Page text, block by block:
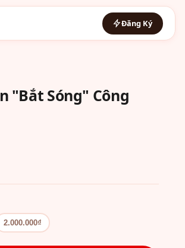
Đăng Ký
"Bắt Sóng" Công
2.000.000₫